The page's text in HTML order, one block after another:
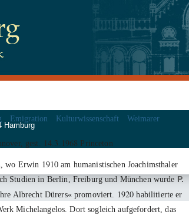
Emigration Kulturwissenschaft
Weimarer
gest. 14 3 1968 Princeton
wo Erwin 1910 am humanistischen Joachimsthaler
Studien in Berlin, Freiburg und München wurde P.
Albrecht Dürers« promoviert. 1920 habilitierte er
Michelangelos. Dort sogleich aufgefordert, das
Hamburg